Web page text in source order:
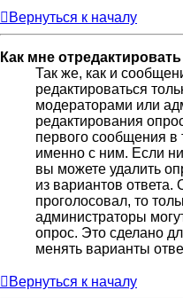
Вернуться к началу
Как мне
Так же, как и
редактироваться
модераторами или
редактирования
первого сообщения в
именно с ним. Если
вы можете удалить
из вариантов ответа.
проголосовал, то
администраторы
опрос. Это сделано
менять варианты
Вернуться к началу